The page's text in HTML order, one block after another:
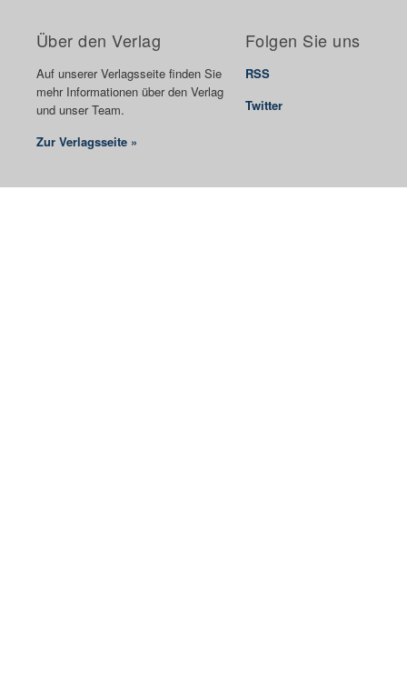
Über den Verlag
Auf unserer Verlagsseite finden Sie
mehr Informationen über den Verlag
und unser Team.
Zur Verlagsseite »
Folgen Sie uns
RSS
Twitter